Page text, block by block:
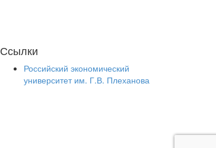
Ссылки
Российский экономический
университет им. Г.В. Плеханова